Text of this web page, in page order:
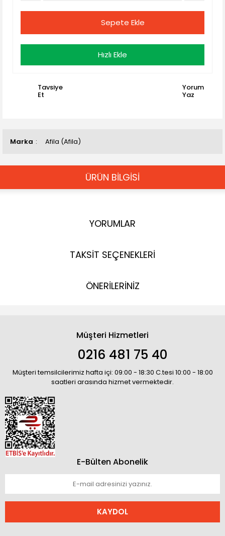
Marka Afila (Afila)
Sepete Ekle
Hızlı Ekle
Tavsiye
Et
Yorum
Yaz
ÜRÜN BİLGİSİ
YORUMLAR
TAKSİT SEÇENEKLERİ
ÖNERİLERİNİZ
Müşteri Hizmetleri
0216 481 75 40
Müşteri temsilcilerimiz hafta içi: 09:00 - 18:30 C.tesi 10:00 - 18:00
saatleri arasında hizmet vermektedir.
E-Bülten Abonelik
KAYDOL